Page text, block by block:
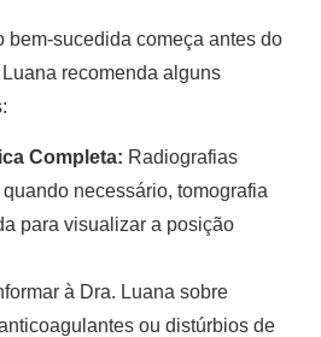
bem-sucedida começa antes do
recomenda alguns
Completa: Radiografias
necessário, tomografia
para visualizar a posição
à Dra. Luana sobre
ou distúrbios de